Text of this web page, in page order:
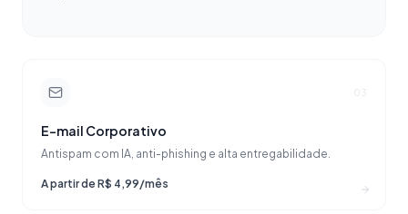
03
E-mail Corporativo
Antispam com IA, anti-phishing e alta entregabilidade.
A partir de R$ 4,99/mês